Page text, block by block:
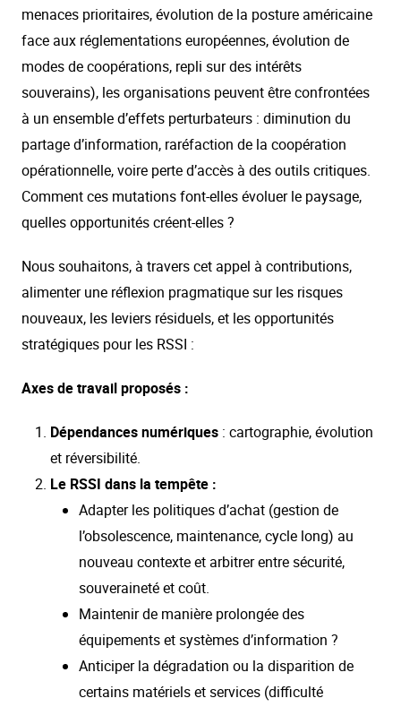
menaces prioritaires, évolution de la posture américaine
face aux réglementations européennes, évolution de
modes de coopérations, repli sur des intérêts
souverains), les organisations peuvent être confrontées
à un ensemble d’effets perturbateurs : diminution du
partage d’information, raréfaction de la coopération
opérationnelle, voire perte d’accès à des outils critiques.
Comment ces mutations font-elles évoluer le paysage,
quelles opportunités créent-elles ?
Nous souhaitons, à travers cet appel à contributions,
alimenter une réflexion pragmatique sur les risques
nouveaux, les leviers résiduels, et les opportunités
stratégiques pour les RSSI :
Axes de travail proposés :
Dépendances numériques : cartographie, évolution
et réversibilité.
Le RSSI dans la tempête :
Adapter les politiques d’achat (gestion de
l’obsolescence, maintenance, cycle long) au
nouveau contexte et arbitrer entre sécurité,
souveraineté et coût.
Maintenir de manière prolongée des
équipements et systèmes d’information ?
Anticiper la dégradation ou la disparition de
certains matériels et services (difficulté